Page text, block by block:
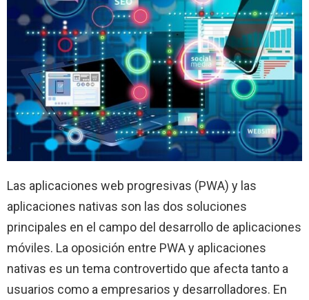
Las aplicaciones web progresivas (PWA) y las
aplicaciones nativas son las dos soluciones
principales en el campo del desarrollo de aplicaciones
móviles. La oposición entre PWA y aplicaciones
nativas es un tema controvertido que afecta tanto a
usuarios como a empresarios y desarrolladores. En